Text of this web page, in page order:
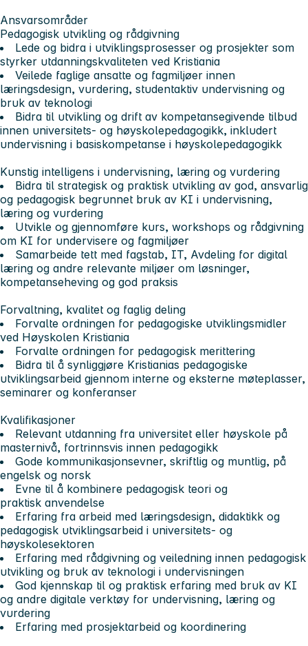
Ansvarsområder
Pedagogisk utvikling og rådgivning
Lede og bidra i utviklingsprosesser og prosjekter som
styrker utdanningskvaliteten ved Kristiania
Veilede faglige ansatte og fagmiljøer innen
læringsdesign, vurdering, studentaktiv undervisning og
bruk av teknologi
Bidra til utvikling og drift av kompetansegivende tilbud
innen universitets- og høyskolepedagogikk, inkludert
undervisning i basiskompetanse i høyskolepedagogikk
Kunstig intelligens i undervisning, læring og vurdering
Bidra til strategisk og praktisk utvikling av god, ansvarlig
og pedagogisk begrunnet bruk av KI i undervisning,
læring og vurdering
Utvikle og gjennomføre kurs, workshops og rådgivning
om KI for undervisere og fagmiljøer
Samarbeide tett med fagstab, IT, Avdeling for digital
læring og andre relevante miljøer om løsninger,
kompetanseheving og god praksis
Forvaltning, kvalitet og faglig deling
Forvalte ordningen for pedagogiske utviklingsmidler
ved Høyskolen Kristiania
Forvalte ordningen for pedagogisk merittering
Bidra til å synliggjøre Kristianias pedagogiske
utviklingsarbeid gjennom interne og eksterne møteplasser,
seminarer og konferanser
Kvalifikasjoner
Relevant utdanning fra universitet eller høyskole på
masternivå, fortrinnsvis innen pedagogikk
Gode kommunikasjonsevner, skriftlig og muntlig, på
engelsk og norsk
Evne til å kombinere pedagogisk teori og
praktisk anvendelse
Erfaring fra arbeid med læringsdesign, didaktikk og
pedagogisk utviklingsarbeid i universitets- og
høyskolesektoren
Erfaring med rådgivning og veiledning innen pedagogisk
utvikling og bruk av teknologi i undervisningen
God kjennskap til og praktisk erfaring med bruk av KI
og andre digitale verktøy for undervisning, læring og
vurdering
Erfaring med prosjektarbeid og koordinering